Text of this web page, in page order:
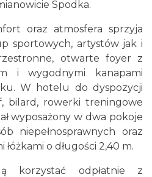
Spodka.
oraz atmosfera sprzyja
sportowych, artystów jak i
otwarte foyer z
i wygodnymi kanapami
W hotelu do dyspozycji
bilard, rowerki treningowe
wyposażony w dwa pokoje
niepełnosprawnych oraz
o długości 2,40 m.
korzystać odpłatnie z